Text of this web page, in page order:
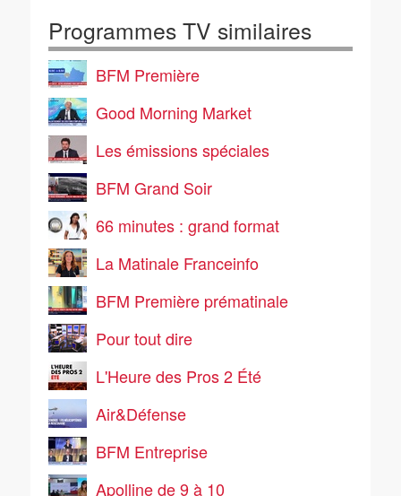
Programmes TV similaires
BFM Première
Good Morning Market
Les émissions spéciales
BFM Grand Soir
66 minutes : grand format
La Matinale Franceinfo
BFM Première prématinale
Pour tout dire
L'Heure des Pros 2 Été
Air&Défense
BFM Entreprise
Apolline de 9 à 10